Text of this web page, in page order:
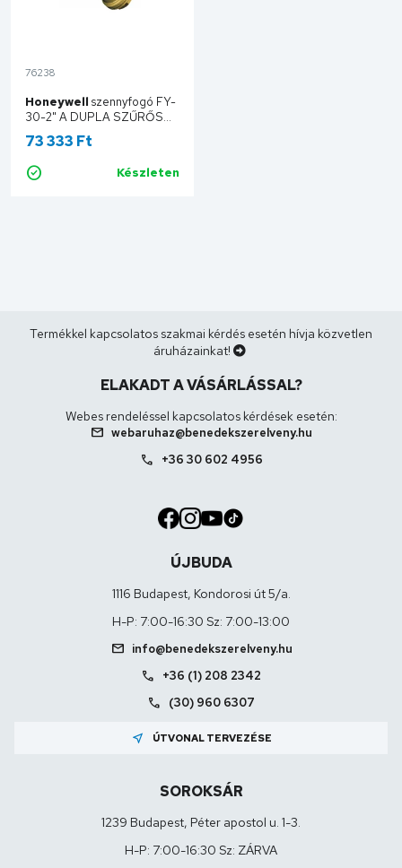
76238
Honeywell szennyfogó FY-
30-2" A DUPLA SZŰRŐS
PN16/PN6 MAX160C°
FY30-2A
73 333 Ft
Készleten
Kosárba
Termékkel kapcsolatos szakmai kérdés esetén hívja közvetlen
áruházainkat!
ELAKADT A VÁSÁRLÁSSAL?
Webes rendeléssel kapcsolatos kérdések esetén:
mail webaruhaz@benedekszerelveny.hu
call +36 30 602 4956
ÚJBUDA
1116 Budapest, Kondorosi út 5/a.
H-P: 7:00-16:30 Sz: 7:00-13:00
mail info@benedekszerelveny.hu
call +36 (1) 208 2342
call (30) 960 6307
near_me ÚTVONAL TERVEZÉSE
SOROKSÁR
1239 Budapest, Péter apostol u. 1-3.
H-P: 7:00-16:30 Sz: ZÁRVA